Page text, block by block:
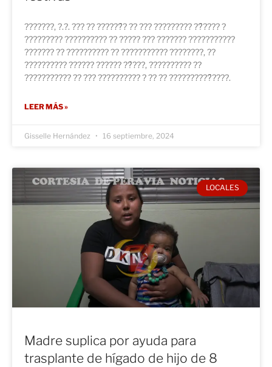
???????, ?.?. ??? ?? ??????́? ?? ??? ????????? ??́???? ?
????????? ?????????? ?? ????? ??? ??????? ???????????
??????? ?? ?????????? ?? ??????????? ????????, ??
?????????? ?????? ?????? ??́???, ?????????? ??
??????????? ?? ??? ?????????? ? ?? ?? ??????????́????.
LEER MÁS »
Gisselle Hernández 16 septiembre, 2024
LOCALES
Madre suplica por ayuda para
trasplante de hígado de hijo de 8